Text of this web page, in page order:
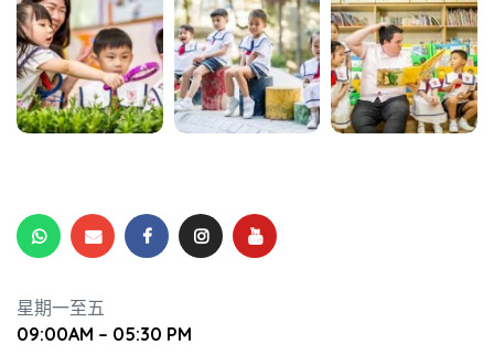
星期一至五
09:00AM – 05:30 PM
天地